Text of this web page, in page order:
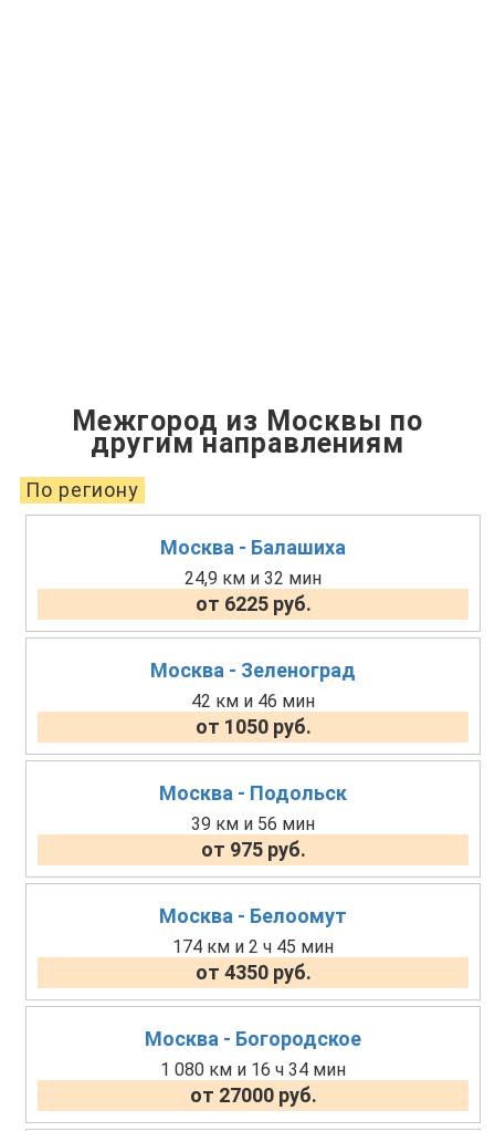
Межгород из Москвы по
другим направлениям
По региону
Москва - Балашиха
24,9 км и 32 мин
от 6225 руб.
Москва - Зеленоград
42 км и 46 мин
от 1050 руб.
Москва - Подольск
39 км и 56 мин
от 975 руб.
Москва - Белоомут
174 км и 2 ч 45 мин
от 4350 руб.
Москва - Богородское
1 080 км и 16 ч 34 мин
от 27000 руб.